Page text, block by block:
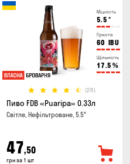
Міцність
5.5 °
Гіркота
60 IBU
Щільність
17.5 %
(26)
Пиво FDB «Puaripa» 0.33л
Світле, Нефільтроване, 5.5°
47,50
грн за 1 шт